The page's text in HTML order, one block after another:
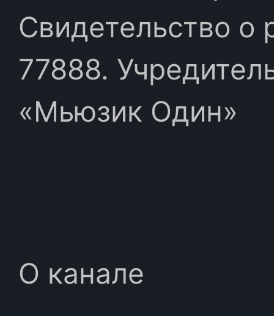
Свидетельство
77888.
«Мьюзик Один»
О канале